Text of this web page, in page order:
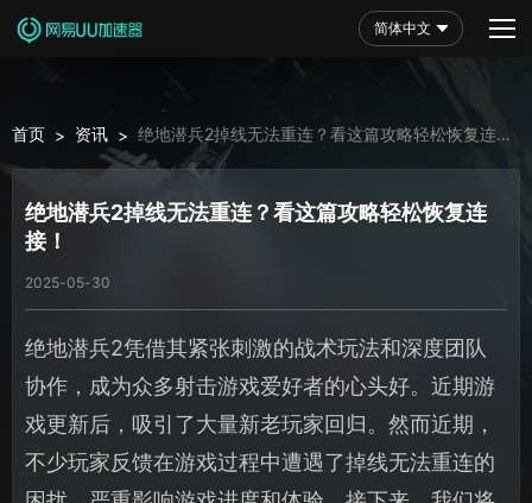
简体中文
首页 > 资讯 > 绝地潜兵2掉线无法重连？看这篇攻略轻松恢复连
接！
绝地潜兵2掉线无法重连？看这篇攻略轻松恢复连
接！
2025-05-30
绝地潜兵2凭借其紧张刺激的战术玩法和深度团队
协作，成为众多射击游戏爱好者的心头好。近期游
戏更新后，吸引了大量新老玩家回归。然而近期，
不少玩家反馈在游戏过程中遭遇了掉线无法重连的